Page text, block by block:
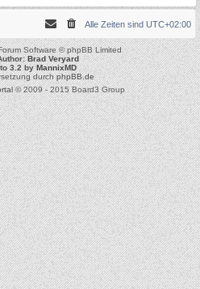
Alle Zeiten sind UTC+02:00
Software © phpBB Limited
Brad Veryard
3.2 byMannixMD
durchphpBB.de
© 2009 - 2015 Board3 Group